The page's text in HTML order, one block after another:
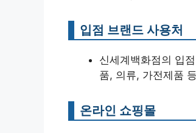
입점 브랜드 사용처
신세계백화점의 입
품, 의류, 가전제품
온라인 쇼핑몰